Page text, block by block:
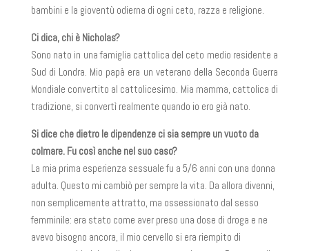
bambini e la gioventù odierna di ogni ceto, razza e religione.
Ci dica, chi è Nicholas?
Sono nato in una famiglia cattolica del ceto medio residente a
Sud di Londra. Mio papà era un veterano della Seconda Guerra
Mondiale convertito al cattolicesimo. Mia mamma, cattolica di
tradizione, si convertì realmente quando io ero già nato.
Si dice che dietro le dipendenze ci sia sempre un vuoto da
colmare. Fu così anche nel suo caso?
La mia prima esperienza sessuale fu a 5/6 anni con una donna
adulta. Questo mi cambiò per sempre la vita. Da allora divenni,
non semplicemente attratto, ma ossessionato dal sesso
femminile: era stato come aver preso una dose di droga e ne
avevo bisogno ancora, il mio cervello si era riempito di